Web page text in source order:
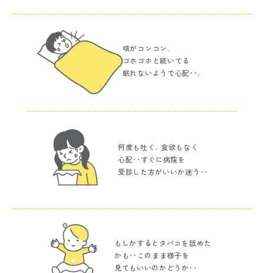
咳がコンコン、
ゴホゴホと続いてる
眠れないようで心配・・。
何度も吐く。食欲もなく
心配・・すぐに病院を
受診した方がいいか迷う・・
もしかするとタバコを舐めた
かも・・このまま様子を
見てもいいのかどうか・・